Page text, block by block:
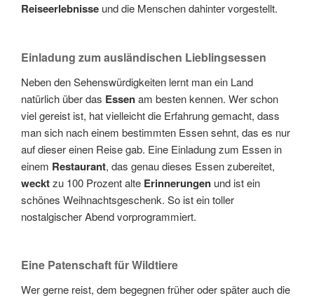
Reiseerlebnisse und die Menschen dahinter vorgestellt.
Einladung zum ausländischen Lieblingsessen
Neben den Sehenswürdigkeiten lernt man ein Land
natürlich über das Essenam besten kennen. Wer schon
viel gereist ist, hat vielleicht die Erfahrung gemacht, dass
man sich nach einem bestimmten Essen sehnt, das es nur
auf dieser einen Reise gab. Eine Einladung zum Essen in
einem Restaurant, das genau dieses Essen zubereitet,
wecktzu 100 Prozent alte Erinnerungen und ist ein
schönes Weihnachtsgeschenk. So ist ein toller
nostalgischer Abend vorprogrammiert.
Eine Patenschaft für Wildtiere
Wer gerne reist, dem begegnen früher oder später auch die